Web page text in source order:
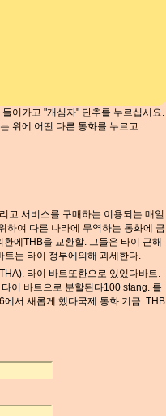
어가고 "개심자" 단추를 누르십시요.
위에 어떤 다른 통화를 누르고.
고 서비스를 구매하는 이용되는 매일
하여 다른 나라에 무역하는 통화에 금
에THB을 교환할. 그들은 타이 근해
트는 타이 정부에의해 과세한다.
타이 바트또한으로 있있다바트.
이 바트으로 분할된다100 stang. 를
서 새롭게 했다국제 통화 기금. THB